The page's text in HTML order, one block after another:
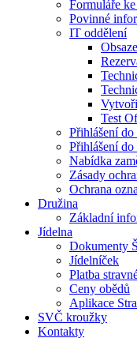
Formuláře
Povinné
IT oddělení
Test
Přihlášení
Přihlášení do
Nabídka
Zásady
Ochrana
Družina
Základní
Jídelna
Dokumenty
Jídelníček
Platba
Ceny obědů
Aplikace
SVČ kroužky
Kontakty